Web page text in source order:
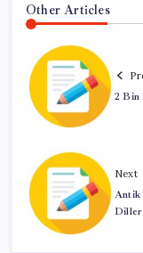
Other Articles
2 Bin
Next
Antik
Diller